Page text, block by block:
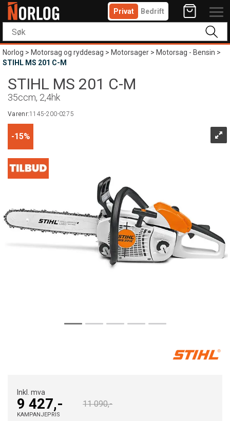
Privat Bedrift
Norlog>Motorsag og ryddesag>Motorsager>Motorsag - Bensin>
STIHL MS 201 C-M
STIHL MS 201 C-M
35ccm, 2,4hk
Varenr:1145-200-0275
15%
Inkl. mva
9 427,-
KAMPANJEPRIS
11 090,-